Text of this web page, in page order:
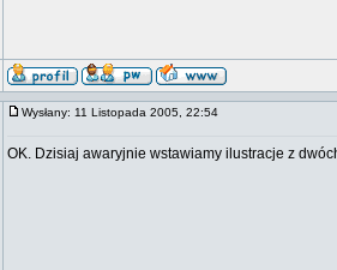
Wysłany: 11 Listopada 2005, 22:54
OK. Dzisiaj awaryjnie wstawiamy ilustracje z